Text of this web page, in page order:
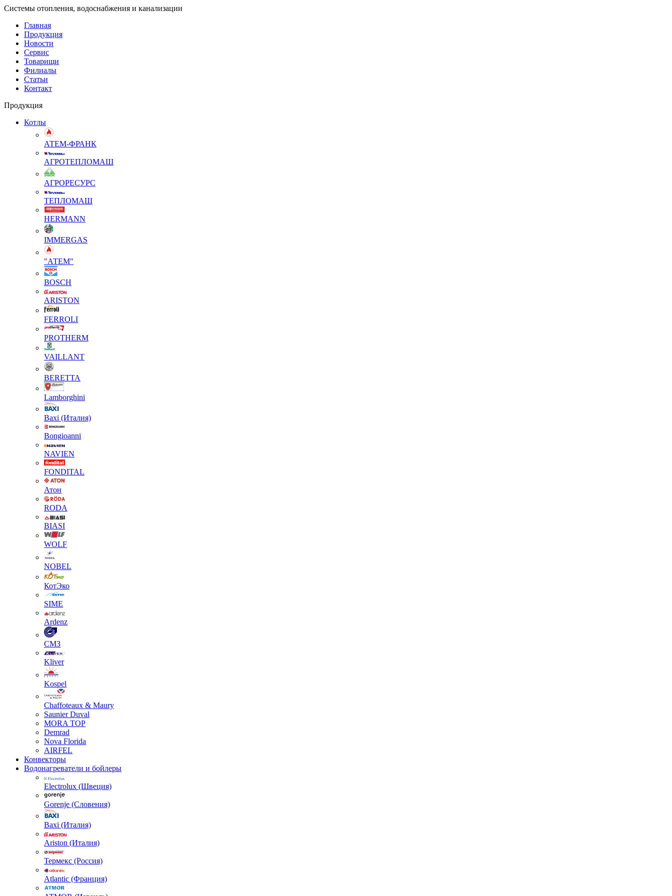
Системы отопления, водоснабжения и канализации
Главная
Продукция
Новости
Сервис
Товарищи
Филиалы
Статьи
Контакт
Продукция
Котлы
АТЕМ-ФРАНК
АГРОТЕПЛОМАШ
АГРОРЕСУРС
ТЕПЛОМАШ
HERMANN
IMMERGAS
"АТЕМ"
BOSCH
ARISTON
FERROLI
PROTHERM
VAILLANT
BERETTA
Lamborghini
Baxi (Италия)
Вongioanni
NAVIEN
FONDITAL
Атон
RODA
BIASI
WOLF
NOBEL
КотЭко
SIME
Ardenz
СМЗ
Kliver
Kospel
Chaffoteaux & Maury
Saunier Duval
MORA TOP
Demrad
Nova Florida
AIRFEL
Конвекторы
Водонагреватели и бойлеры
Electrolux (Швеция)
Gorenje (Словения)
Baxi (Италия)
Ariston (Италия)
Термекс (Россия)
Atlantic (Франция)